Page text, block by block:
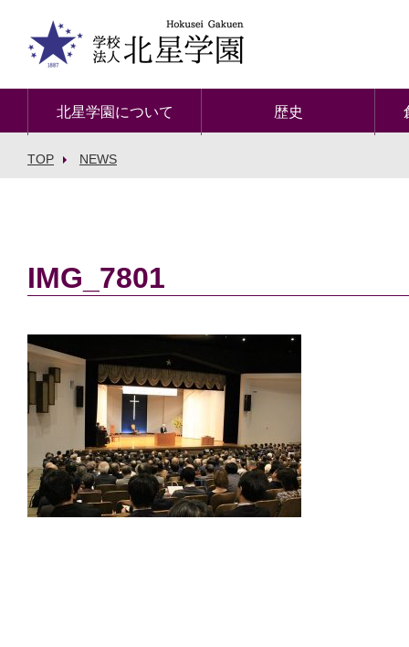
北星学園について 歴史
TOP NEWS
IMG_7801